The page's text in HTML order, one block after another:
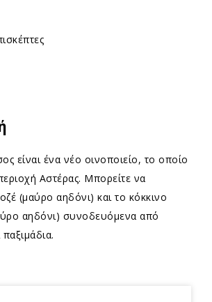
είναι ένα νέο οινοποιείο, το οποίο
Αστέρας. Μπορείτε να
(μαύρο αηδόνι) και το κόκκινο
αηδόνι) συνοδευόμενα από